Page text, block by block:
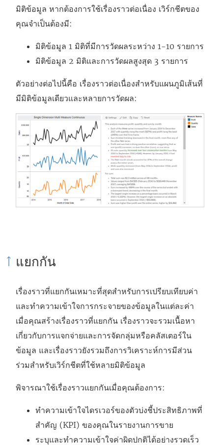
มิติข้อมูล หากต้องการใช้เรื่องราวต่อเนื่อง เวิร์กชีตของ
คุณจำเป็นต้องมี:
มิติข้อมูล 1 มิติที่มีการวัดผลระหว่าง 1-10 รายการ
มิติข้อมูล 2 มิติและการวัดผลสูงสุด 3 รายการ
ตัวอย่างต่อไปนี้คือ เรื่องราวต่อเนื่องสำหรับแผนภูมิเส้นที่
มีมิติข้อมูลเดียวและหลายการวัดผล:
แยกกัน
เรื่องราวที่แยกกันเหมาะที่สุดสำหรับการเปรียบเทียบค่า
และทำความเข้าใจการกระจายของข้อมูลในแต่ละค่า
เมื่อคุณสร้างเรื่องราวที่แยกกัน เรื่องราวจะรวมเนื้อหา
เกี่ยวกับการแจกจ่ายและการจัดกลุ่มหรือคลัสเตอร์ใน
ข้อมูล และเรื่องราวยังรวมถึงการวิเคราะห์การมีส่วน
ร่วมสำหรับเวิร์กชีตที่ใช้หลายมิติข้อมูล
พิจารณาใช้เรื่องราวแยกกันเมื่อคุณต้องการ:
ทำความเข้าใจไดรเวอร์ของตัวบ่งชี้ประสิทธิภาพที่
สำคัญ (KPI) ของคุณในรายงานการขาย
ระบุและทำความเข้าใจค่าผิดปกติได้อย่างรวดเร็ว